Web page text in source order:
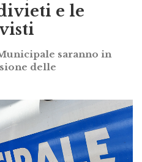
e le
saranno in
delle